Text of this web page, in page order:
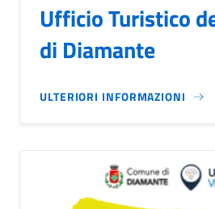
Ufficio Turistico
di Diamante
ULTERIORI INFORMAZIONI